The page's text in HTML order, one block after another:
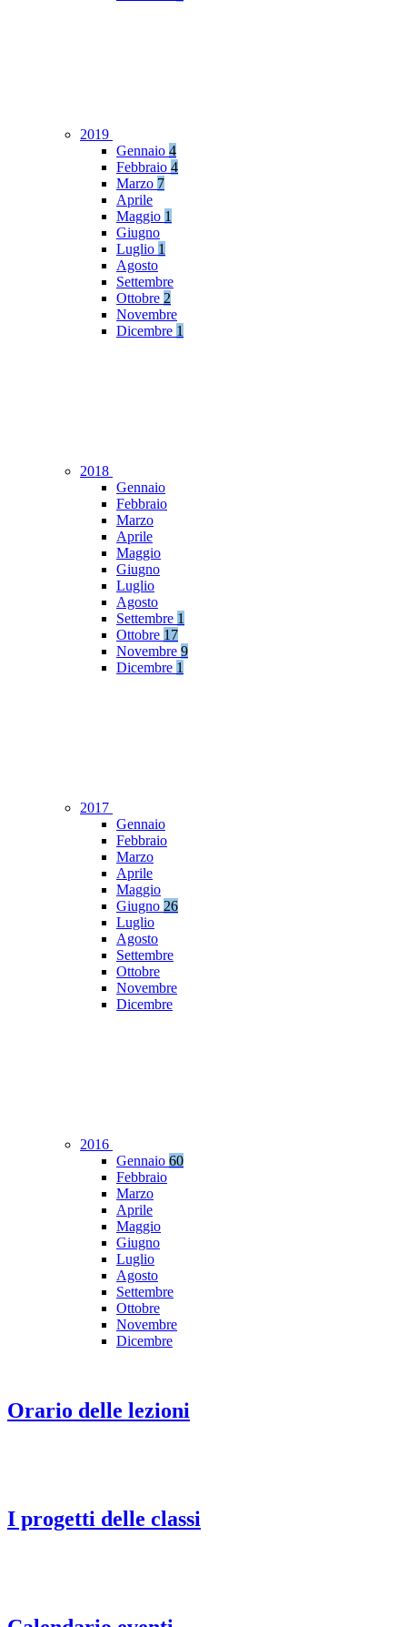
2019
Gennaio 4
Febbraio 4
Marzo 7
Aprile
Maggio 1
Giugno
Luglio 1
Agosto
Settembre
Ottobre 2
Novembre
Dicembre 1
2018
Gennaio
Febbraio
Marzo
Aprile
Maggio
Giugno
Luglio
Agosto
Settembre 1
Ottobre 17
Novembre 9
Dicembre 1
2017
Gennaio
Febbraio
Marzo
Aprile
Maggio
Giugno 26
Luglio
Agosto
Settembre
Ottobre
Novembre
Dicembre
2016
Gennaio 60
Febbraio
Marzo
Aprile
Maggio
Giugno
Luglio
Agosto
Settembre
Ottobre
Novembre
Dicembre
Orario delle lezioni
I progetti delle classi